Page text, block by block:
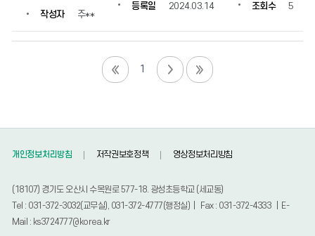
작성자 주**
등록일 2024.03.14 조회수 5
1
개인정보처리방침 저작권보호정책 영상정보처리방침
(18107) 경기도 오산시 수목원로 577-18. 광성초등학교 (세교동)
Tel : 031-372-3032(교무실), 031-372-4777(행정실) | Fax : 031-372-4333 | E-
Mail : ks3724777@korea.kr